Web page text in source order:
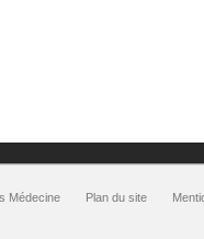
Médecine Plan du site